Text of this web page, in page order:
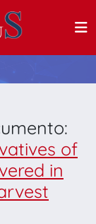
of
in